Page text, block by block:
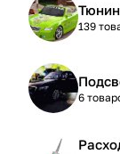
139
6